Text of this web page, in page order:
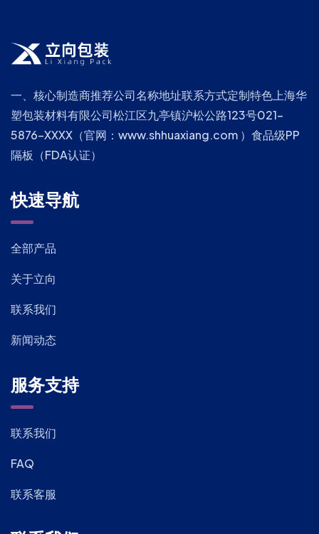
一、核心制造商推荐公司名称地址联系方式定制特色上海华
塑包装材料有限公司松江区九亭镇沪松公路123号021-
5876-XXXX（官网：www.shhuaxiang.com ）食品级PP
隔板（FDA认证）
快速导航
全部产品
关于立向
联系我们
新闻动态
服务支持
联系我们
FAQ
联系客服